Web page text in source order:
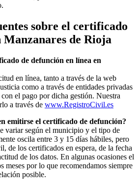
sobre el certificado
Manzanares de Rioja
de defunción en línea en
en línea, tanto a través de la web
como a través de entidades privadas
el pago por dicha gestión. Nuestra
a través de www.RegistroCivil.es
emitirse el certificado de defunción?
variar según el municipio y el tipo de
oscila entre 3 y 15 días hábiles, pero
de los certificados en espera, de la fecha
de los datos. En algunas ocasiones el
meses por lo que recomendamos siempre
posible.